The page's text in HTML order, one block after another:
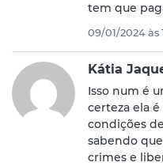
tem que
09/01/2024 às
Kátia
Isso num é
certeza ela
condições
sabendo
crimes e